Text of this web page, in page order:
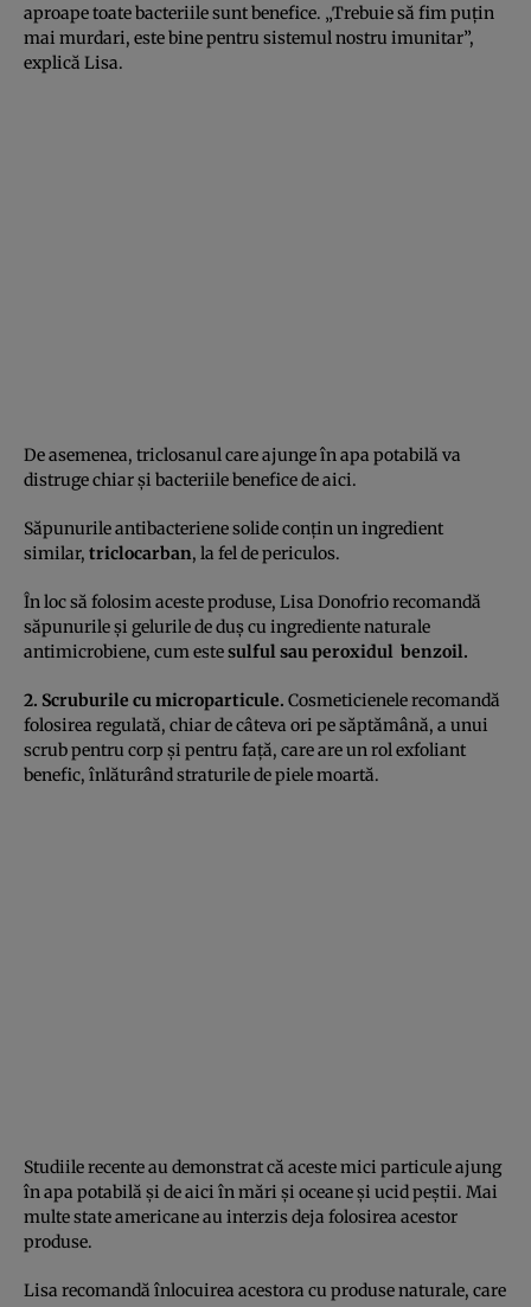
aproape toate bacteriile sunt benefice. „Trebuie să fim puţin
mai murdari, este bine pentru sistemul nostru imunitar”,
explică Lisa.
De asemenea, triclosanul care ajunge în apa potabilă va
distruge chiar şi bacteriile benefice de aici.
Săpunurile antibacteriene solide conţin un ingredient
similar, triclocarban, la fel de periculos.
În loc să folosim aceste produse, Lisa Donofrio recomandă
săpunurile şi gelurile de duş cu ingrediente naturale
antimicrobiene, cum estesulful sau peroxidul benzoil.
2. Scruburile cu microparticule. Cosmeticienele recomandă
folosirea regulată, chiar de câteva ori pe săptămână, a unui
scrub pentru corp şi pentru faţă, care are un rol exfoliant
benefic, înlăturând straturile de piele moartă.
Studiile recente au demonstrat că aceste mici particule ajung
în apa potabilă şi de aici în mări şi oceane şi ucid peştii. Mai
multe state americane au interzis deja folosirea acestor
produse.
Lisa recomandă înlocuirea acestora cu produse naturale, care